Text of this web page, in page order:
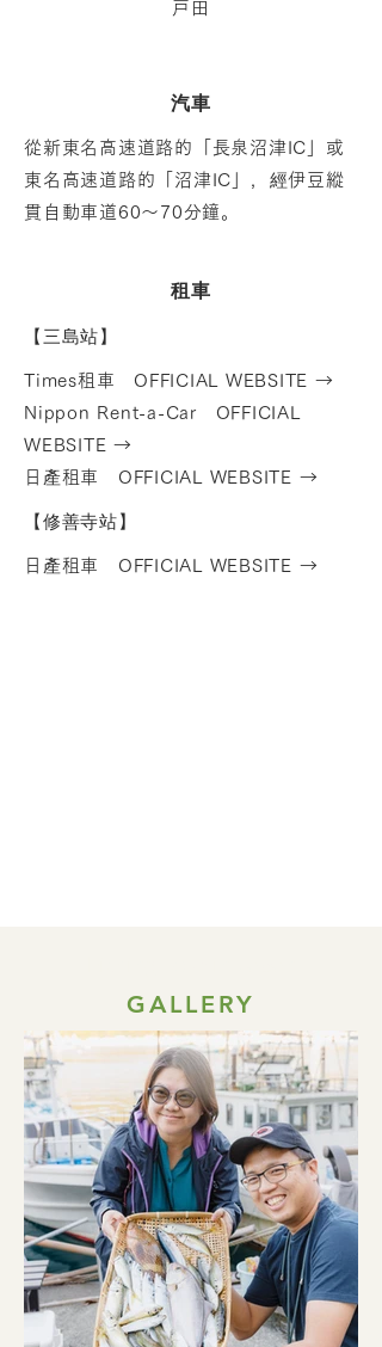
戸田
汽車
從新東名高速道路的「長泉沼津IC」或
東名高速道路的「沼津IC」，經伊豆縱
貫自動車道60〜70分鐘。
租車
【三島站】
Times租車 OFFICIAL WEBSITE →
Nippon Rent-a-Car OFFICIAL
WEBSITE →
日產租車 OFFICIAL WEBSITE →
【修善寺站】
日產租車 OFFICIAL WEBSIT E →
GALLERY